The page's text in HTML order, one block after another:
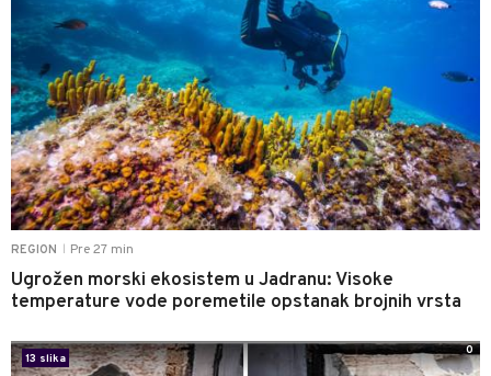
REGION Pre 27 min
Ugrožen morski ekosistem u Jadranu: Visoke
temperature vode poremetile opstanak brojnih vrsta
13 slika
0